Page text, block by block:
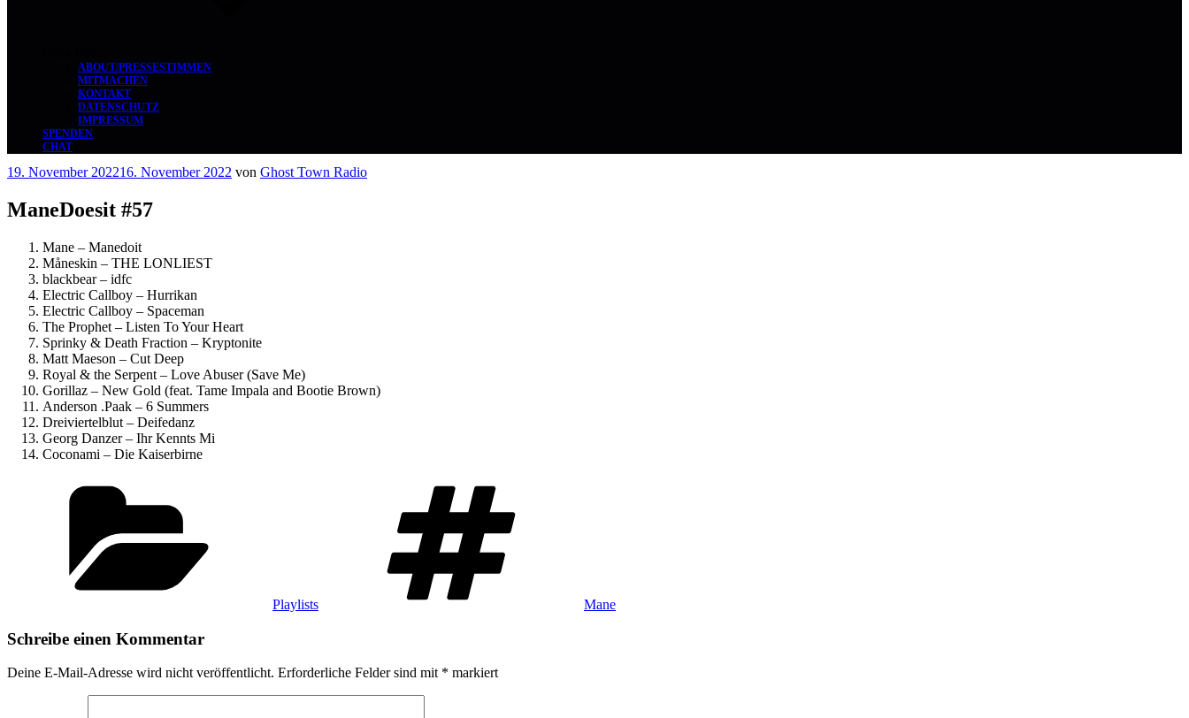
ABOUT/PRESSESTIMMEN
MITMACHEN
KONTAKT
DATENSCHUTZ
IMPRESSUM
SPENDEN
CHAT
Veröffentlicht
19. November 202216. November 2022 von Ghost Town Radio
ManeDoesit #57
Mane – Manedoit
Måneskin – THE LONLIEST
blackbear – idfc
Electric Callboy – Hurrikan
Electric Callboy – Spaceman
The Prophet – Listen To Your Heart
Sprinky & Death Fraction – Kryptonite
Matt Maeson – Cut Deep
Royal & the Serpent – Love Abuser (Save Me)
Gorillaz – New Gold (feat. Tame Impala and Bootie Brown)
Anderson .Paak – 6 Summers
Dreiviertelblut – Deifedanz
Georg Danzer – Ihr Kennts Mi
Coconami – Die Kaiserbirne
Playlists Mane
Schreibe einen Kommentar
Deine E-Mail-Adresse wird nicht veröffentlicht. Erforderliche Felder sind mit * markiert